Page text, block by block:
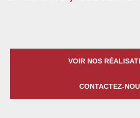
VOIR NOS
CONTACTEZ-